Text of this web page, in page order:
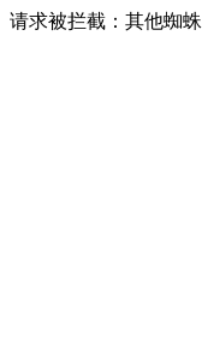
请求被拦截：其他蜘蛛